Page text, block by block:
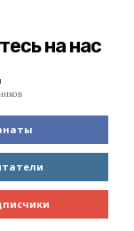
на нас
МНЕ НРАВИТСЯ